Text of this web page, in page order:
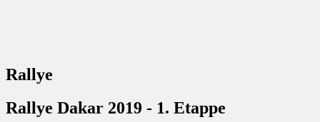
Rallye
Rallye Dakar 2019 - 1. Etappe